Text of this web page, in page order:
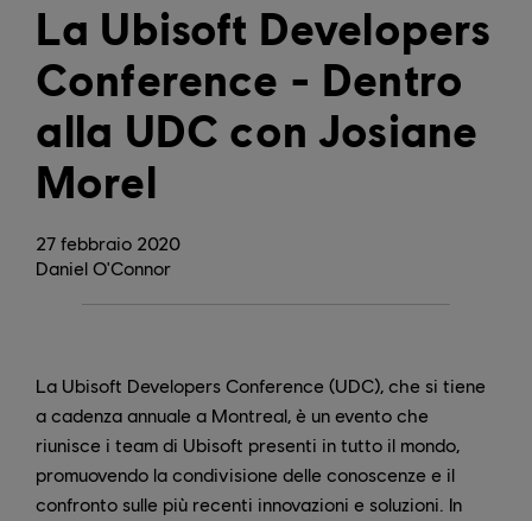
27 febbraio 2020
La Ubisoft Developers
Conference - Dentro
alla UDC con Josiane
Morel
Daniel O'Connor
La Ubisoft Developers Conference (UDC), che si tiene
a cadenza annuale a Montreal, è un evento che
riunisce i team di Ubisoft presenti in tutto il mondo,
promuovendo la condivisione delle conoscenze e il
confronto sulle più recenti innovazioni e soluzioni. In